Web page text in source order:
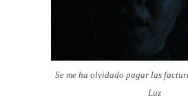
Se me ha olvidado pagar las
Luz